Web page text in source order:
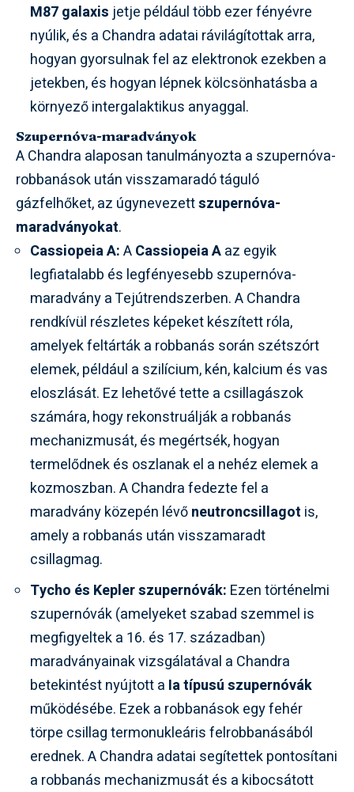
M87 galaxis jetje például több ezer fényévre
nyúlik, és a Chandra adatai rávilágítottak arra,
hogyan gyorsulnak fel az elektronok ezekben a
jetekben, és hogyan lépnek kölcsönhatásba a
környező intergalaktikus anyaggal.
Szupernóva-maradványok
A Chandra alaposan tanulmányozta a szupernóva-
robbanások után visszamaradó táguló
gázfelhőket, az úgynevezettszupernóva-
maradványokat.
Cassiopeia A:ACassiopeia Aaz egyik
legfiatalabb és legfényesebb szupernóva-
maradvány a Tejútrendszerben. A Chandra
rendkívül részletes képeket készített róla,
amelyek feltárták a robbanás során szétszórt
elemek, például a szilícium, kén, kalcium és vas
eloszlását. Ez lehetővé tette a csillagászok
számára, hogy rekonstruálják a robbanás
mechanizmusát, és megértsék, hogyan
termelődnek és oszlanak el a nehéz elemek a
kozmoszban. A Chandra fedezte fel a
maradvány közepén lévőneutroncsillagot is,
amely a robbanás után visszamaradt
csillagmag.
Tycho és Kepler szupernóvák: Ezen történelmi
szupernóvák (amelyeket szabad szemmel is
megfigyeltek a 16. és 17. században)
maradványainak vizsgálatával a Chandra
betekintést nyújtott a Ia típusú szupernóvák
működésébe. Ezek a robbanások egy fehér
törpe csillag termonukleáris felrobbanásából
erednek. A Chandra adatai segítettek pontosítani
a robbanás mechanizmusát és a kibocsátott